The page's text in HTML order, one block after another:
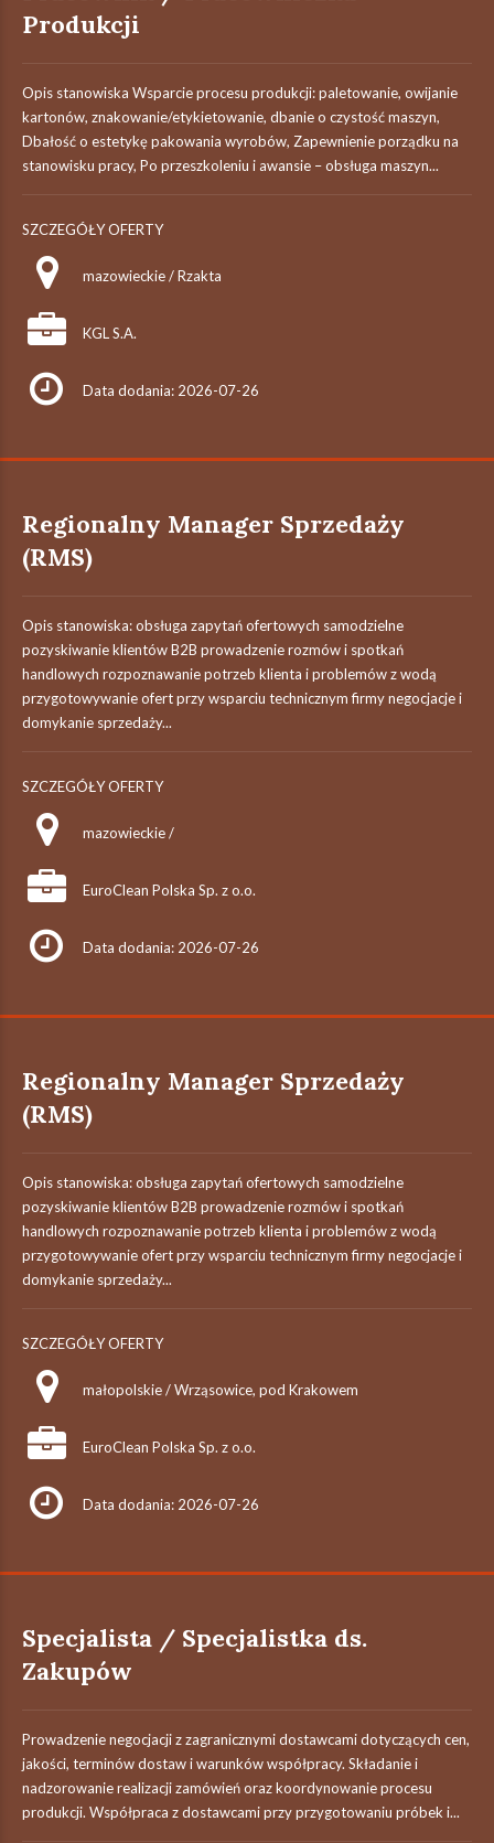
Produkcji
Opis stanowiska Wsparcie procesu produkcji: paletowanie, owijanie
kartonów, znakowanie/etykietowanie, dbanie o czystość maszyn,
Dbałość o estetykę pakowania wyrobów, Zapewnienie porządku na
stanowisku pracy, Po przeszkoleniu i awansie – obsługa maszyn...
SZCZEGÓŁY OFERTY
mazowieckie / Rzakta
KGL S.A.
Data dodania: 2026-07-26
Regionalny Manager Sprzedaży
(RMS)
Opis stanowiska: obsługa zapytań ofertowych samodzielne
pozyskiwanie klientów B2B prowadzenie rozmów i spotkań
handlowych rozpoznawanie potrzeb klienta i problemów z wodą
przygotowywanie ofert przy wsparciu technicznym firmy negocjacje i
domykanie sprzedaży...
SZCZEGÓŁY OFERTY
mazowieckie /
EuroClean Polska Sp. z o.o.
Data dodania: 2026-07-26
Regionalny Manager Sprzedaży
(RMS)
Opis stanowiska: obsługa zapytań ofertowych samodzielne
pozyskiwanie klientów B2B prowadzenie rozmów i spotkań
handlowych rozpoznawanie potrzeb klienta i problemów z wodą
przygotowywanie ofert przy wsparciu technicznym firmy negocjacje i
domykanie sprzedaży...
SZCZEGÓŁY OFERTY
małopolskie / Wrząsowice, pod Krakowem
EuroClean Polska Sp. z o.o.
Data dodania: 2026-07-26
Specjalista / Specjalistka ds.
Zakupów
Prowadzenie negocjacji z zagranicznymi dostawcami dotyczących cen,
jakości, terminów dostaw i warunków współpracy. Składanie i
nadzorowanie realizacji zamówień oraz koordynowanie procesu
produkcji. Współpraca z dostawcami przy przygotowaniu próbek i...